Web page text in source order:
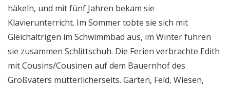
häkeln, und mit fünf Jahren bekam sie
Klavierunterricht. Im Sommer tobte sie sich mit
Gleichaltrigen im Schwimmbad aus, im Winter fuhren
sie zusammen Schlittschuh. Die Ferien verbrachte Edith
mit Cousins/Cousinen auf dem Bauernhof des
Großvaters mütterlicherseits. Garten, Feld, Wiesen,